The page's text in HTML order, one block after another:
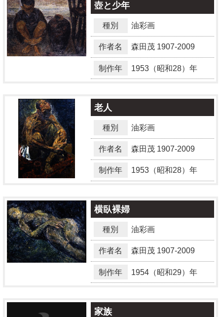
壺と少年
種別 油彩画
作者名 森田茂 1907-2009
制作年 1953（昭和28）年
老人
種別 油彩画
作者名 森田茂 1907-2009
制作年 1953（昭和28）年
横臥裸婦
種別 油彩画
作者名 森田茂 1907-2009
制作年 1954（昭和29）年
家族